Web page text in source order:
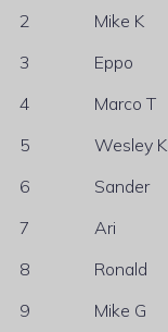
2 Mike K
3
Eppo
4
Marco T
5
Wesley K
6
Sander
7
Ari
8
Ronald
9
Mike G